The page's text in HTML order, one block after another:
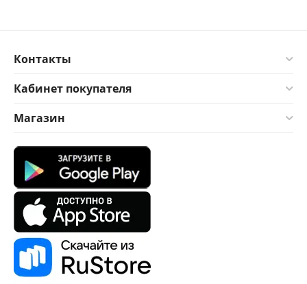
Контакты
Кабинет покупателя
Магазин